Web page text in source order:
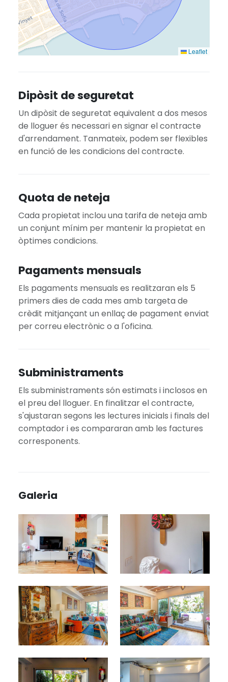
Leaflet
Dipòsit de seguretat
Un dipòsit de seguretat equivalent a dos mesos
de lloguer és necessari en signar el contracte
d'arrendament. Tanmateix, podem ser flexibles
en funció de les condicions del contracte.
Quota de neteja
Cada propietat inclou una tarifa de neteja amb
un conjunt mínim per mantenir la propietat en
òptimes condicions.
Pagaments mensuals
Els pagaments mensuals es realitzaran els 5
primers dies de cada mes amb targeta de
crèdit mitjançant un enllaç de pagament enviat
per correu electrònic o a l'oficina.
Subministraments
Els subministraments són estimats i inclosos en
el preu del lloguer. En finalitzar el contracte,
s'ajustaran segons les lectures inicials i finals del
comptador i es compararan amb les factures
corresponents.
Galeria